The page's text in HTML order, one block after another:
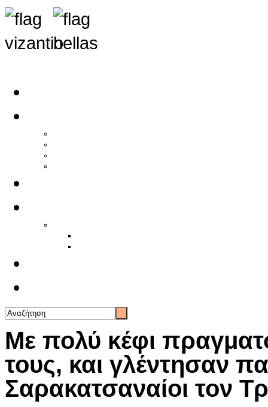
Με πολύ κέφι
τους, και γλέντησαν
Σαρακατσαναίοι τον